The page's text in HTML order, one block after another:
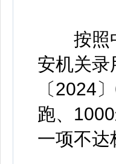
按照中
安机关录
〔2024
跑、
一项不达